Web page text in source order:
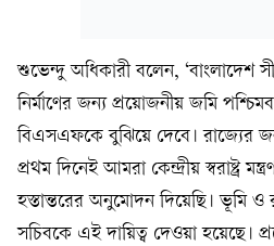
শুভেন্দু অধিকারী বলেন, ‘বাংলাদেশ
নির্মাণের জন্য প্রয়োজনীয় জমি
বিএসএফকে বুঝিয়ে দেবে। রাজ্যের
প্রথম দিনেই আমরা কেন্দ্রীয় স্বরাষ্ট্র
হস্তান্তরের অনুমোদন দিয়েছি। ভূমি ও
সচিবকে এই দায়িত্ব দেওয়া হয়েছে।